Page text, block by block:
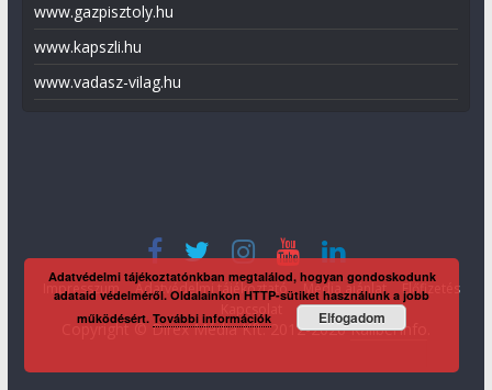
www.gazpisztoly.hu
www.kapszli.hu
www.vadasz-vilag.hu
Impresszum Adatvédelmi tájékoztató Média ajánlat
Előfizetés
Copyright © Direx Média Kft. 2012-2026KaliberInfo
Adatvédelmi tájékoztatónkban megtalálod, hogyan gondoskodunk
adataid védelméről. Oldalainkon HTTP-sütiket használunk a jobb
működésért.További információk Elfogadom